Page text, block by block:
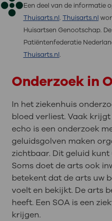
Een deel van de informatie
Thuisarts.nl. Thuisarts.nl
Huisartsen Genootschap.
Patiëntenfederatie
Thuisarts.nl.
Onderzoek in
In het ziekenhuis
bloed verliest. Vaak
echo is een onderzoek
geluidsgolven maken
zichtbaar. Dit geluid
Soms doet de arts ook
betekent dat de arts uw
voelt en bekijkt. De arts
heeft. Een SOA is een
krijgen.